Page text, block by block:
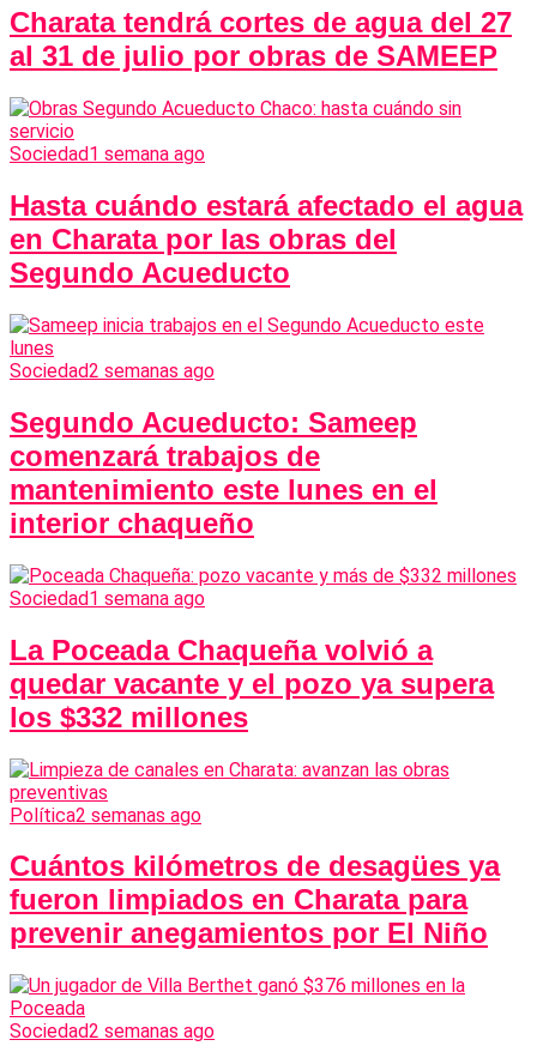
Charata tendrá cortes de agua del 27
al 31 de julio por obras de SAMEEP
Sociedad1 semana ago
Hasta cuándo estará afectado el agua
en Charata por las obras del
Segundo Acueducto
Sociedad2 semanas ago
Segundo Acueducto: Sameep
comenzará trabajos de
mantenimiento este lunes en el
interior chaqueño
Sociedad1 semana ago
La Poceada Chaqueña volvió a
quedar vacante y el pozo ya supera
los $332 millones
Política2 semanas ago
Cuántos kilómetros de desagües ya
fueron limpiados en Charata para
prevenir anegamientos por El Niño
Sociedad2 semanas ago